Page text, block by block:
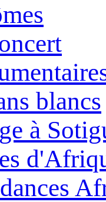
blancs
à